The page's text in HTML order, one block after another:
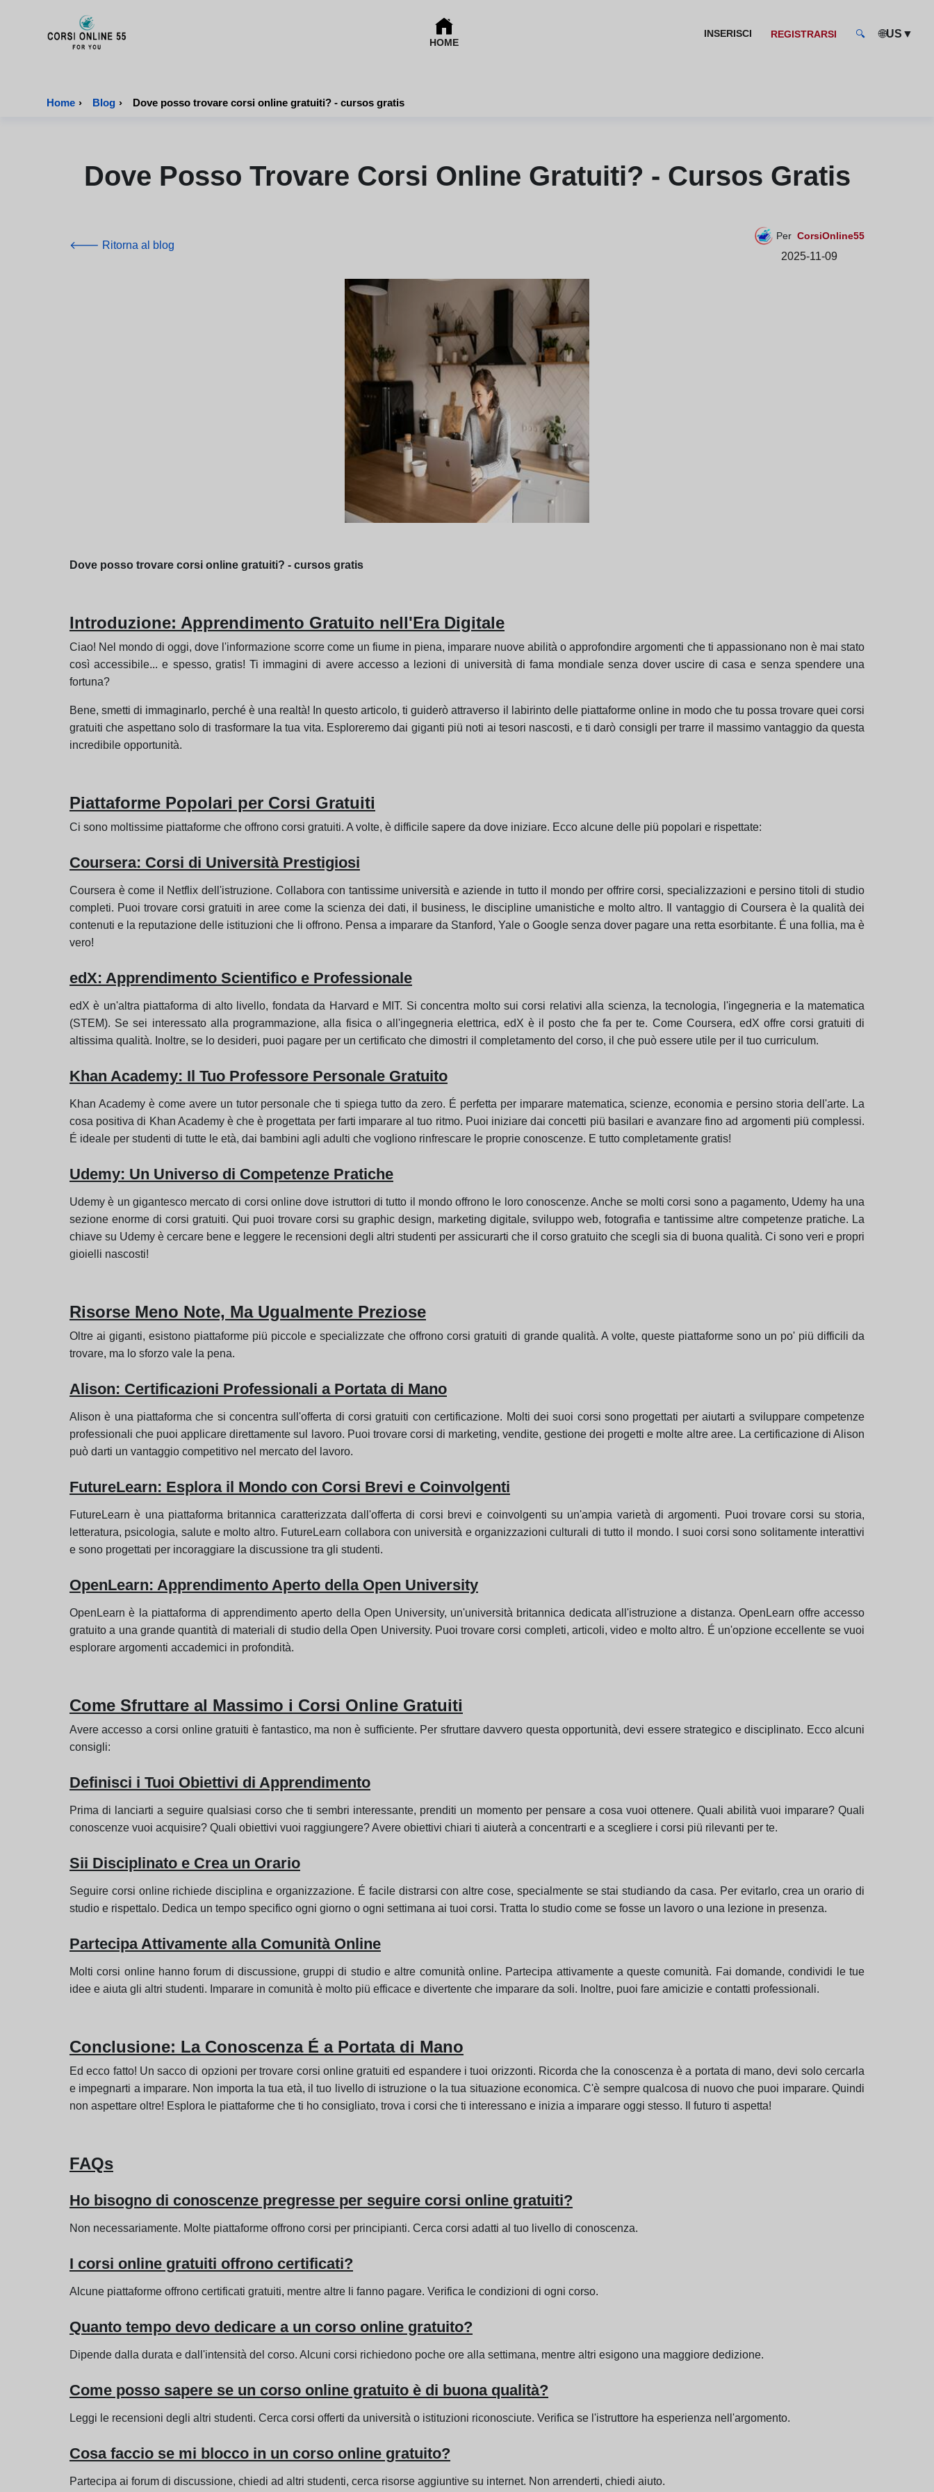
HOME
INSERISCI REGISTRARSI 🔍 🌐US ▼
Home › Blog › Dove posso trovare corsi online gratuiti? - cursos gratis
Dove Posso Trovare Corsi Online Gratuiti? - Cursos Gratis
🡐 Ritorna al blog
Per CorsiOnline55
2025-11-09
Dove posso trovare corsi online gratuiti? - cursos gratis
Introduzione: Apprendimento Gratuito nell'Era Digitale
Ciao! Nel mondo di oggi, dove l'informazione scorre come un fiume in piena, imparare nuove abilità o approfondire argomenti che ti appassionano non è mai stato
così accessibile... e spesso, gratis! Ti immagini di avere accesso a lezioni di università di fama mondiale senza dover uscire di casa e senza spendere una
fortuna?
Bene, smetti di immaginarlo, perché è una realtà! In questo articolo, ti guiderò attraverso il labirinto delle piattaforme online in modo che tu possa trovare quei corsi
gratuiti che aspettano solo di trasformare la tua vita. Esploreremo dai giganti piü noti ai tesori nascosti, e ti darò consigli per trarre il massimo vantaggio da questa
incredibile opportunità.
Piattaforme Popolari per Corsi Gratuiti
Ci sono moltissime piattaforme che offrono corsi gratuiti. A volte, è difficile sapere da dove iniziare. Ecco alcune delle piü popolari e rispettate:
Coursera: Corsi di Università Prestigiosi
Coursera è come il Netflix dell'istruzione. Collabora con tantissime università e aziende in tutto il mondo per offrire corsi, specializzazioni e persino titoli di studio
completi. Puoi trovare corsi gratuiti in aree come la scienza dei dati, il business, le discipline umanistiche e molto altro. Il vantaggio di Coursera è la qualità dei
contenuti e la reputazione delle istituzioni che li offrono. Pensa a imparare da Stanford, Yale o Google senza dover pagare una retta esorbitante. É una follia, ma è
vero!
edX: Apprendimento Scientifico e Professionale
edX è un'altra piattaforma di alto livello, fondata da Harvard e MIT. Si concentra molto sui corsi relativi alla scienza, la tecnologia, l'ingegneria e la matematica
(STEM). Se sei interessato alla programmazione, alla fisica o all'ingegneria elettrica, edX è il posto che fa per te. Come Coursera, edX offre corsi gratuiti di
altissima qualità. Inoltre, se lo desideri, puoi pagare per un certificato che dimostri il completamento del corso, il che può essere utile per il tuo curriculum.
Khan Academy: Il Tuo Professore Personale Gratuito
Khan Academy è come avere un tutor personale che ti spiega tutto da zero. É perfetta per imparare matematica, scienze, economia e persino storia dell'arte. La
cosa positiva di Khan Academy è che è progettata per farti imparare al tuo ritmo. Puoi iniziare dai concetti piü basilari e avanzare fino ad argomenti piü complessi.
É ideale per studenti di tutte le età, dai bambini agli adulti che vogliono rinfrescare le proprie conoscenze. E tutto completamente gratis!
Udemy: Un Universo di Competenze Pratiche
Udemy è un gigantesco mercato di corsi online dove istruttori di tutto il mondo offrono le loro conoscenze. Anche se molti corsi sono a pagamento, Udemy ha una
sezione enorme di corsi gratuiti. Qui puoi trovare corsi su graphic design, marketing digitale, sviluppo web, fotografia e tantissime altre competenze pratiche. La
chiave su Udemy è cercare bene e leggere le recensioni degli altri studenti per assicurarti che il corso gratuito che scegli sia di buona qualità. Ci sono veri e propri
gioielli nascosti!
Risorse Meno Note, Ma Ugualmente Preziose
Oltre ai giganti, esistono piattaforme piü piccole e specializzate che offrono corsi gratuiti di grande qualità. A volte, queste piattaforme sono un po' piü difficili da
trovare, ma lo sforzo vale la pena.
Alison: Certificazioni Professionali a Portata di Mano
Alison è una piattaforma che si concentra sull'offerta di corsi gratuiti con certificazione. Molti dei suoi corsi sono progettati per aiutarti a sviluppare competenze
professionali che puoi applicare direttamente sul lavoro. Puoi trovare corsi di marketing, vendite, gestione dei progetti e molte altre aree. La certificazione di Alison
può darti un vantaggio competitivo nel mercato del lavoro.
FutureLearn: Esplora il Mondo con Corsi Brevi e Coinvolgenti
FutureLearn è una piattaforma britannica caratterizzata dall'offerta di corsi brevi e coinvolgenti su un'ampia varietà di argomenti. Puoi trovare corsi su storia,
letteratura, psicologia, salute e molto altro. FutureLearn collabora con università e organizzazioni culturali di tutto il mondo. I suoi corsi sono solitamente interattivi
e sono progettati per incoraggiare la discussione tra gli studenti.
OpenLearn: Apprendimento Aperto della Open University
OpenLearn è la piattaforma di apprendimento aperto della Open University, un'università britannica dedicata all'istruzione a distanza. OpenLearn offre accesso
gratuito a una grande quantità di materiali di studio della Open University. Puoi trovare corsi completi, articoli, video e molto altro. É un'opzione eccellente se vuoi
esplorare argomenti accademici in profondità.
Come Sfruttare al Massimo i Corsi Online Gratuiti
Avere accesso a corsi online gratuiti è fantastico, ma non è sufficiente. Per sfruttare davvero questa opportunità, devi essere strategico e disciplinato. Ecco alcuni
consigli:
Definisci i Tuoi Obiettivi di Apprendimento
Prima di lanciarti a seguire qualsiasi corso che ti sembri interessante, prenditi un momento per pensare a cosa vuoi ottenere. Quali abilità vuoi imparare? Quali
conoscenze vuoi acquisire? Quali obiettivi vuoi raggiungere? Avere obiettivi chiari ti aiuterà a concentrarti e a scegliere i corsi piü rilevanti per te.
Sii Disciplinato e Crea un Orario
Seguire corsi online richiede disciplina e organizzazione. É facile distrarsi con altre cose, specialmente se stai studiando da casa. Per evitarlo, crea un orario di
studio e rispettalo. Dedica un tempo specifico ogni giorno o ogni settimana ai tuoi corsi. Tratta lo studio come se fosse un lavoro o una lezione in presenza.
Partecipa Attivamente alla Comunità Online
Molti corsi online hanno forum di discussione, gruppi di studio e altre comunità online. Partecipa attivamente a queste comunità. Fai domande, condividi le tue
idee e aiuta gli altri studenti. Imparare in comunità è molto piü efficace e divertente che imparare da soli. Inoltre, puoi fare amicizie e contatti professionali.
Conclusione: La Conoscenza É a Portata di Mano
Ed ecco fatto! Un sacco di opzioni per trovare corsi online gratuiti ed espandere i tuoi orizzonti. Ricorda che la conoscenza è a portata di mano, devi solo cercarla
e impegnarti a imparare. Non importa la tua età, il tuo livello di istruzione o la tua situazione economica. C'è sempre qualcosa di nuovo che puoi imparare. Quindi
non aspettare oltre! Esplora le piattaforme che ti ho consigliato, trova i corsi che ti interessano e inizia a imparare oggi stesso. Il futuro ti aspetta!
FAQs
Ho bisogno di conoscenze pregresse per seguire corsi online gratuiti?
Non necessariamente. Molte piattaforme offrono corsi per principianti. Cerca corsi adatti al tuo livello di conoscenza.
I corsi online gratuiti offrono certificati?
Alcune piattaforme offrono certificati gratuiti, mentre altre li fanno pagare. Verifica le condizioni di ogni corso.
Quanto tempo devo dedicare a un corso online gratuito?
Dipende dalla durata e dall'intensità del corso. Alcuni corsi richiedono poche ore alla settimana, mentre altri esigono una maggiore dedizione.
Come posso sapere se un corso online gratuito è di buona qualità?
Leggi le recensioni degli altri studenti. Cerca corsi offerti da università o istituzioni riconosciute. Verifica se l'istruttore ha esperienza nell'argomento.
Cosa faccio se mi blocco in un corso online gratuito?
Partecipa ai forum di discussione, chiedi ad altri studenti, cerca risorse aggiuntive su internet. Non arrenderti, chiedi aiuto.